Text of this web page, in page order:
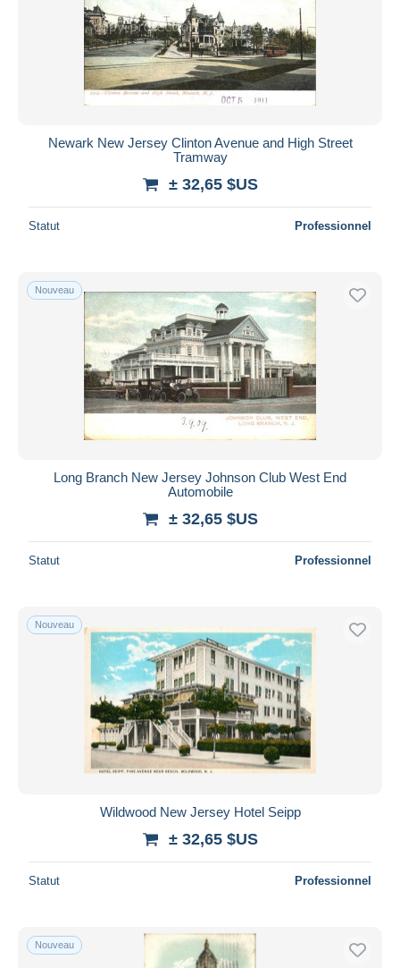
Newark New Jersey Clinton Avenue and High Street
Tramway
± 32,65 $US
Statut Professionnel
Nouveau
Long Branch New Jersey Johnson Club West End
Automobile
± 32,65 $US
Statut Professionnel
Nouveau
Wildwood New Jersey Hotel Seipp
± 32,65 $US
Statut Professionnel
Nouveau